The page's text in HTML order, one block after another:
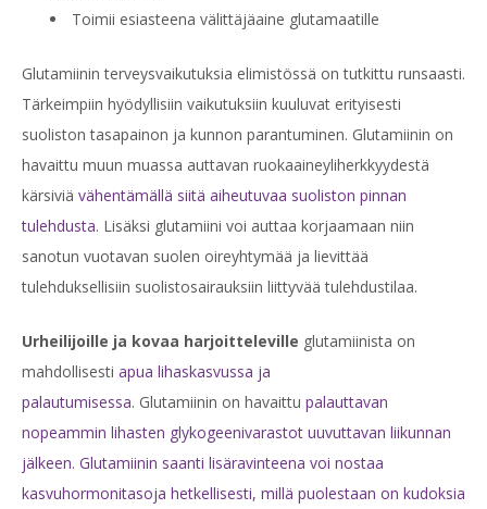
Toimii esiasteena välittäjäaine glutamaatille
Glutamiinin terveysvaikutuksia elimistössä on tutkittu runsaasti.
Tärkeimpiin hyödyllisiin vaikutuksiin kuuluvat erityisesti
suoliston tasapainon ja kunnon parantuminen. Glutamiinin on
havaittu muun muassa auttavan ruokaaineyliherkkyydestä
kärsiviä vähentämällä siitä aiheutuvaa suoliston pinnan
tulehdusta. Lisäksi glutamiini voi auttaa korjaamaan niin
sanotun vuotavan suolen oireyhtymää ja lievittää
tulehduksellisiin suolistosairauksiin liittyvää tulehdustilaa.
Urheilijoille ja kovaa harjoitteleville glutamiinista on
mahdollisesti apua lihaskasvussa ja
palautumisessa. Glutamiinin on havaittu palauttavan
nopeammin lihasten glykogeenivarastot uuvuttavan liikunnan
jälkeen. Glutamiinin saanti lisäravinteena voi nostaa
kasvuhormonitasoja hetkellisesti, millä puolestaan on kudoksia